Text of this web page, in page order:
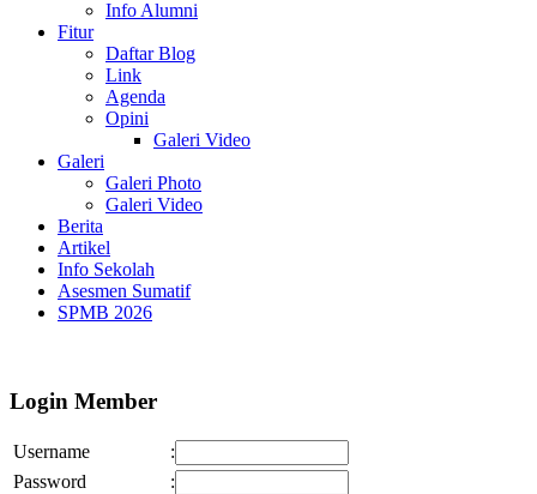
Info Alumni
Fitur
Daftar Blog
Link
Agenda
Opini
Galeri Video
Galeri
Galeri Photo
Galeri Video
Berita
Artikel
Info Sekolah
Asesmen Sumatif
SPMB 2026
Login Member
Username
:
Password
: